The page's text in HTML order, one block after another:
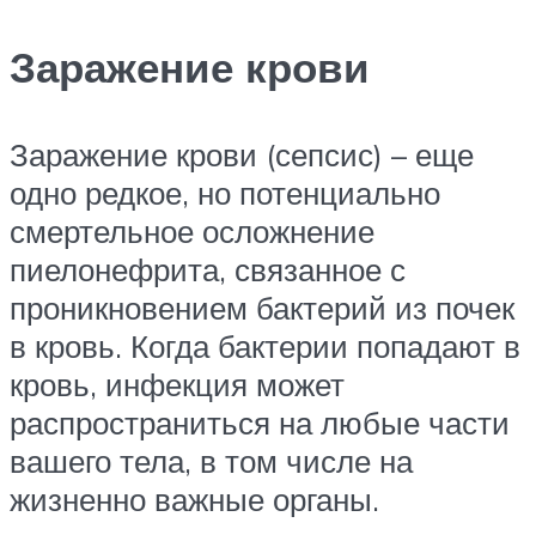
Заражение крови
Заражение крови (сепсис) – еще
одно редкое, но потенциально
смертельное осложнение
пиелонефрита, связанное с
проникновением бактерий из почек
в кровь. Когда бактерии попадают в
кровь, инфекция может
распространиться на любые части
вашего тела, в том числе на
жизненно важные органы.